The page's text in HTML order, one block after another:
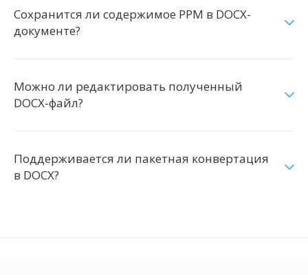
Сохранится ли содержимое PPM в DOCX-
документе?
Можно ли редактировать полученный
DOCX-файл?
Поддерживается ли пакетная конвертация
в DOCX?